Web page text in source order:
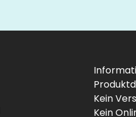
Kein
Kein